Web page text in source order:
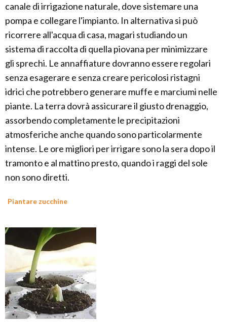
canale di irrigazione naturale, dove sistemare una
pompa e collegare l'impianto. In alternativa si può
ricorrere all'acqua di casa, magari studiando un
sistema di raccolta di quella piovana per minimizzare
gli sprechi. Le annaffiature dovranno essere regolari
senza esagerare e senza creare pericolosi ristagni
idrici che potrebbero generare muffe e marciumi nelle
piante. La terra dovrà assicurare il giusto drenaggio,
assorbendo completamente le precipitazioni
atmosferiche anche quando sono particolarmente
intense. Le ore migliori per irrigare sono la sera dopo il
tramonto e al mattino presto, quando i raggi del sole
non sono diretti.
Piantare zucchine